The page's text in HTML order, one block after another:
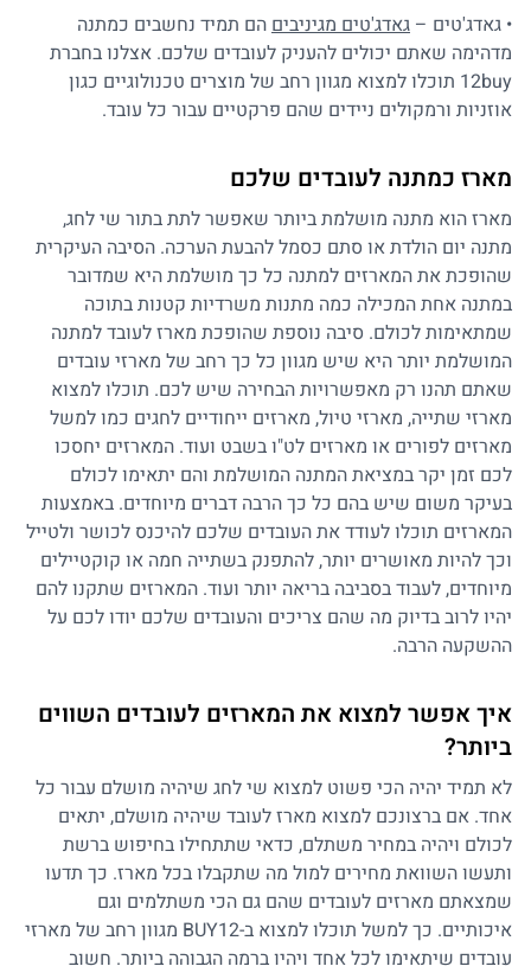
• גאדג'טים – גאדג'טים מגיניביםהם תמיד נחשבים כמתנה
מדהימה שאתם יכולים להעניק לעובדים שלכם. אצלנו בחברת
12buy תוכלו למצוא מגוון רחב של מוצרים טכנולוגיים כגון
אוזניות ורמקולים ניידים שהם פרקטיים עבור כל עובד.
מארז כמתנה לעובדים שלכם
מארז הוא מתנה מושלמת ביותר שאפשר לתת בתור שי לחג,
מתנה יום הולדת או סתם כסמל להבעת הערכה. הסיבה העיקרית
שהופכת את המארזים למתנה כל כך מושלמת היא שמדובר
במתנה אחת המכילה כמה מתנות משרדיות קטנות בתוכה
שמתאימות לכולם. סיבה נוספת שהופכת מארז לעובד למתנה
המושלמת יותר היא שיש מגוון כל כך רחב של מארזי עובדים
שאתם תהנו רק מאפשרויות הבחירה שיש לכם. תוכלו למצוא
מארזי שתייה, מארזי טיול, מארזים ייחודיים לחגים כמו למשל
מארזים לפורים או מארזים לט"ו בשבט ועוד. המארזים יחסכו
לכם זמן יקר במציאת המתנה המושלמת והם יתאימו לכולם
בעיקר משום שיש בהם כל כך הרבה דברים מיוחדים. באמצעות
המארזים תוכלו לעודד את העובדים שלכם להיכנס לכושר ולטייל
וכך להיות מאושרים יותר, להתפנק בשתייה חמה או קוקטיילים
מיוחדים, לעבוד בסביבה בריאה יותר ועוד. המארזים שתקנו להם
יהיו לרוב בדיוק מה שהם צריכים והעובדים שלכם יודו לכם על
ההשקעה הרבה.
איך אפשר למצוא את המארזים לעובדים השווים
ביותר?
לא תמיד יהיה הכי פשוט למצוא שי לחג שיהיה מושלם עבור כל
אחד. אם ברצונכם למצוא מארז לעובד שיהיה מושלם, יתאים
לכולם ויהיה במחיר משתלם, כדאי שתתחילו בחיפוש ברשת
ותעשו השוואת מחירים למול מה שתקבלו בכל מארז. כך תדעו
שמצאתם מארזים לעובדים שהם גם הכי משתלמים וגם
איכותיים. כך למשל תוכלו למצוא ב-BUY12 מגוון רחב של מארזי
עובדים שיתאימו לכל אחד ויהיו ברמה הגבוהה ביותר. חשוב